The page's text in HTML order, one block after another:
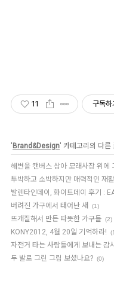
11 구독하
'Brand&Design' 카테고리의 다른
해변을 캔버스 삼아 모래사장 위에
투박하고 소박하지만 매력적인 재
발렌타인데이, 화이트데이 후기 :
버려진 가구에서 태어난 새 (1)
뜨개질해서 만든 따뜻한 가구들 (2)
KONY2012, 4월 20일 기억하라!
자전거 타는 사람들에게 보내는 감
두 발로 그린 그림 보셨나요? (0)